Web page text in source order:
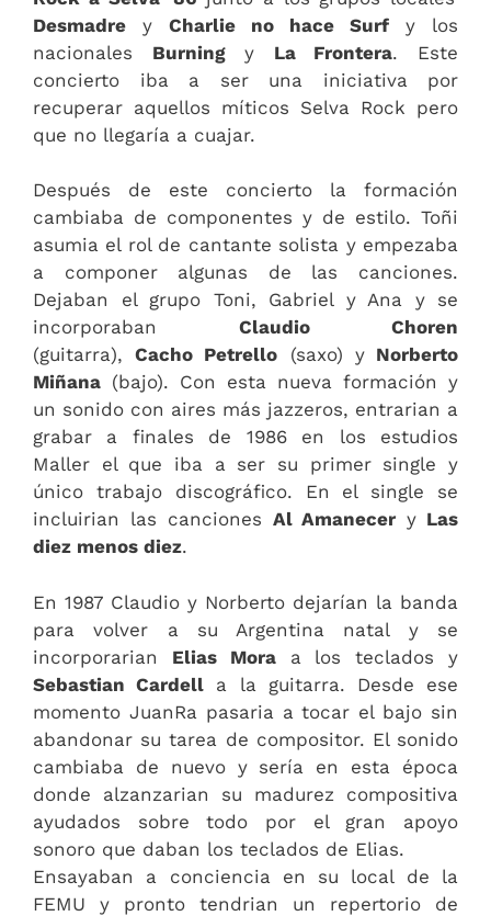
Desmadre y Charlie no hace Surf y los
nacionales Burningy La Frontera. Este
concierto iba a ser una iniciativa por
recuperar aquellos míticos Selva Rock pero
que no llegaría a cuajar.
Después de este concierto la formación
cambiaba de componentes y de estilo. Toñi
asumia el rol de cantante solista y empezaba
a componer algunas de las canciones.
Dejaban el grupo Toni, Gabriel y Ana y se
incorporaban Claudio Choren
(guitarra),Cacho Petrello (saxo) yNorberto
Miñana (bajo). Con esta nueva formación y
un sonido con aires más jazzeros, entrarian a
grabar a finales de 1986 en los estudios
Maller el que iba a ser su primer single y
único trabajo discográfico. En el single se
incluirian las canciones Al Amanecer y Las
diez menos diez.
En 1987 Claudio y Norberto dejarían la banda
para volver a su Argentina natal y se
incorporarian Elias Moraa los teclados y
Sebastian Cardell a la guitarra. Desde ese
momento JuanRa pasaria a tocar el bajo sin
abandonar su tarea de compositor. El sonido
cambiaba de nuevo y sería en esta época
donde alzanzarian su madurez compositiva
ayudados sobre todo por el gran apoyo
sonoro que daban los teclados de Elias.
Ensayaban a conciencia en su local de la
FEMU y pronto tendrian un repertorio de